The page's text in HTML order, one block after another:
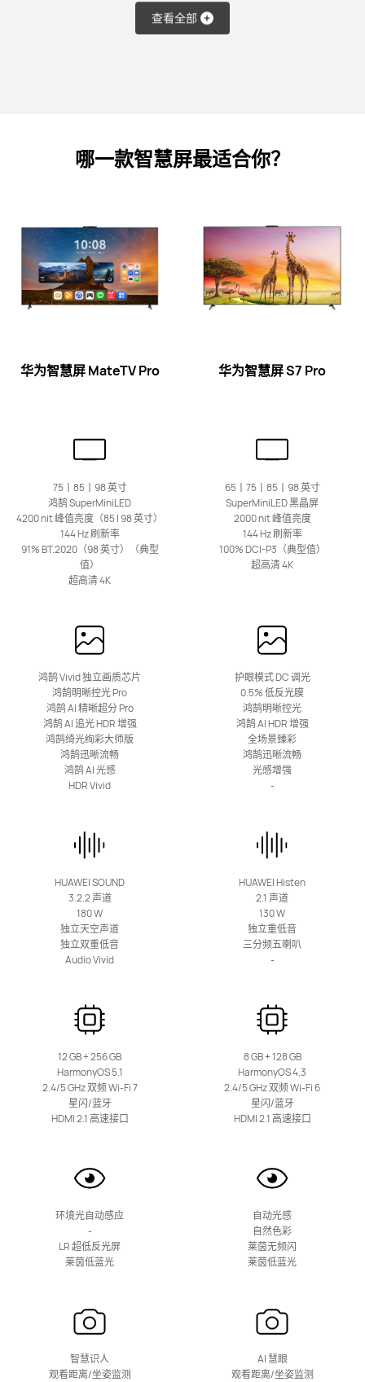
查看全部
了解更多 购买
55丨65丨75丨85 英寸
华为智慧屏 S6
华为Vision智慧屏系列
55丨65丨75 英寸
华为Vision智慧屏 6 SE RGB
65丨75丨85丨98 英寸
华为Vision智慧屏 6 Pro
购买
65丨75丨85丨98 英寸
华为Vision智慧屏 6
购买
55丨65丨75丨85 英寸
华为Vision智慧屏 6 SE
了解更多 购买
华为Vision智慧屏 5 Pro
购买
65丨75丨85丨98 英寸
哪一款智慧屏最适合你？
华为智慧屏 MateTV Pro
75丨85丨98 英寸
鸿鹄 SuperMiniLED
4200 nit 峰值亮度（85 | 98 英寸）
144 Hz 刷新率
91% BT.2020（98 英寸）（典型
值）
超高清 4K
鸿鹄 Vivid 独立画质芯片
鸿鹄明晰控光 Pro
鸿鹄 AI 精晰超分 Pro
鸿鹄 AI 追光 HDR 增强
鸿鹄绮光绚彩大师版
鸿鹄迅晰流畅
鸿鹄 AI 光感
HDR Vivid
HUAWEI SOUND
3.2.2 声道
180 W
独立天空声道
独立双重低音
Audio Vivid
12 GB + 256 GB
HarmonyOS 5.1
2.4/5 GHz 双频 Wi-Fi 7
星闪/蓝牙
HDMI 2.1 高速接口
环境光自动感应
-
LR 超低反光屏
莱茵低蓝光
智慧识人
观看距离/坐姿监测
华为智慧屏 S7 Pro
65丨75丨85丨98 英寸
SuperMiniLED 黑晶屏
2000 nit 峰值亮度
144 Hz 刷新率
100% DCI-P3（典型值）
超高清 4K
护眼模式 DC 调光
0.5% 低反光膜
鸿鹄明晰控光
鸿鹄 AI HDR 增强
全场景臻彩
鸿鹄迅晰流畅
光感增强
-
HUAWEI Histen
2.1 声道
130 W
独立重低音
三分频五喇叭
-
8 GB + 128 GB
HarmonyOS 4.3
2.4/5 GHz 双频 Wi-Fi 6
星闪/蓝牙
HDMI 2.1 高速接口
自动光感
自然色彩
莱茵无频闪
莱茵低蓝光
AI 慧眼
观看距离/坐姿监测